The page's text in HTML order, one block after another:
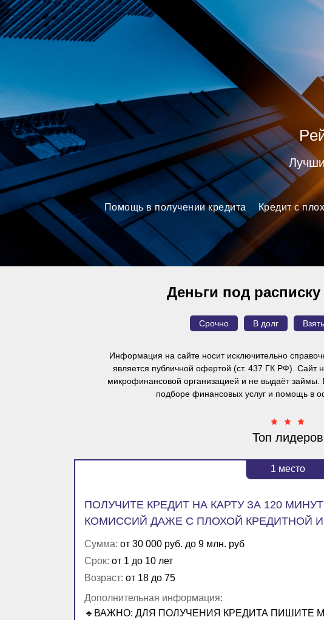
Brokery365 - Рейтинг кредитных
Помощь в получении кредита Кредит с
Деньги под расписку
Срочно В долг Взять
Информация на сайте носит исключительно
является публичной офертой (ст. 437 ГК РФ). Сайт
микрофинансовой организацией и не выдаёт займы.
подборе финансовых услуг и помощь в
Топ лидеров
1 место
ПОЛУЧИТЕ КРЕДИТ НА КАРТУ ЗА 120
КОМИССИЙ ДАЖЕ С ПЛОХОЙ КРЕДИТНОЙ
Сумма: от 30 000 руб. до 9 млн. руб
Срок: от 1 до 10 лет
Возраст: от 18 до 75
Дополнительная информация:
🔹ВАЖНО: ДЛЯ ПОЛУЧЕНИЯ КРЕДИТА ПИШИТЕ